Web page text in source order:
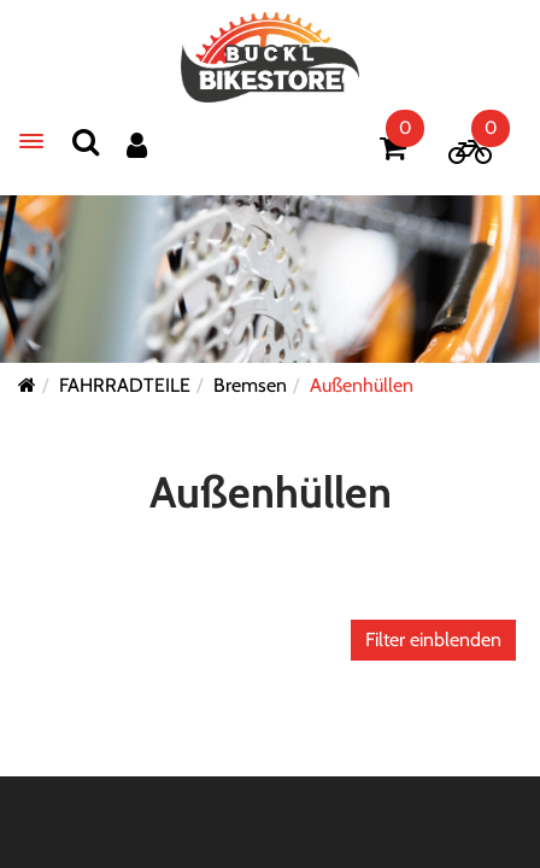
Toggle navigation
0 0
FAHRRADTEILE Bremsen Außenhüllen
Außenhüllen
Filter einblenden